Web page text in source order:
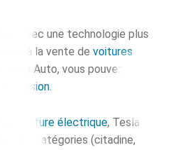
avec une technologie plus
à la vente de voitures
Elite Auto, vous pouvez
.
voiture électrique, Tesla
les catégories (citadine,